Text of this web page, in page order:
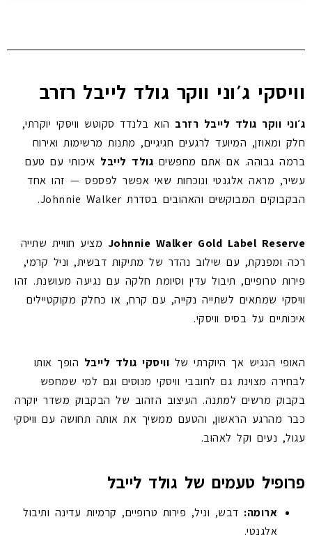
וויסקי ג׳וני ווקר גולד לייבל רזרב
ג׳וני ווקר גולד לייבל רזרב הוא בלנדד סקוטש וויסקי יוקרתי,
חלק ומאוזן, המיועד לרגעים חגיגיים, מתנות מרשימות ואירוח
ברמה גבוהה. אם אתם מחפשים גולד לייבל איכותי עם טעם
עשיר, מראה אלגנטי ונוכחות שאי אפשר לפספס — זהו אחד
הבקבוקים המבוקשים והאהובים בסדרת Johnnie Walker.
Johnnie Walker Gold Label Reserve מציע חוויית שתייה
רכה ומפנקת, עם שילוב נהדר של מתיקות דבשית, וניל קרמי,
פירות טרופיים, תיבול עדין וסיומת חלקה עם נגיעה מעושנת. זהו
וויסקי שמתאים לשתייה נקייה, עם קרח, או כחלק מקוקטיילים
איכותיים על בסיס וויסקי.
האופי הנגיש אך היוקרתי של וויסקי גולד לייבל הופך אותו
לבחירה מצוינת גם לחובבי וויסקי מנוסים וגם למי שמחפש
בקבוק מרשים למתנה. העיצוב הזהוב של הבקבוק משדר יוקרה
כבר מהרגע הראשון, והטעם ממשיך את אותה תחושה עם וויסקי
עגול, נעים וקל לאהוב.
פרופיל טעמים של גולד לייבל
ארומה: דבש, וניל, פירות טרופיים, קרמיות עדינה ותיבול
אלגנטי.